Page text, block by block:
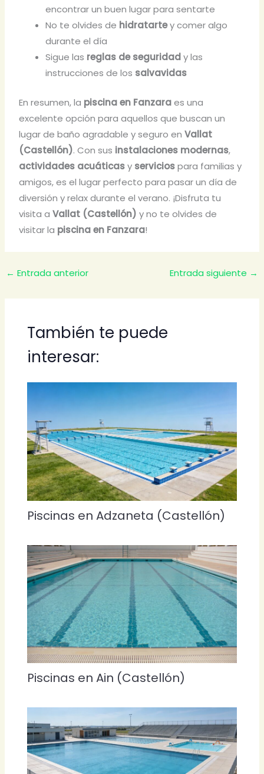
encontrar un buen lugar para sentarte
No te olvides de hidratartey comer algo
durante el día
Sigue las reglas de seguridady las
instrucciones de los salvavidas
En resumen, la piscina en Fanzaraes una
excelente opción para aquellos que buscan un
lugar de baño agradable y seguro enVallat
(Castellón). Con sus instalaciones modernas,
actividades acuáticasy serviciospara familias y
amigos, es el lugar perfecto para pasar un día de
diversión y relax durante el verano. ¡Disfruta tu
visita aVallat (Castellón) y no te olvides de
visitar la piscina en Fanzara!
← Entrada anterior Entrada siguiente →
También te puede
interesar:
Piscinas en Adzaneta (Castellón)
Piscinas en Ain (Castellón)